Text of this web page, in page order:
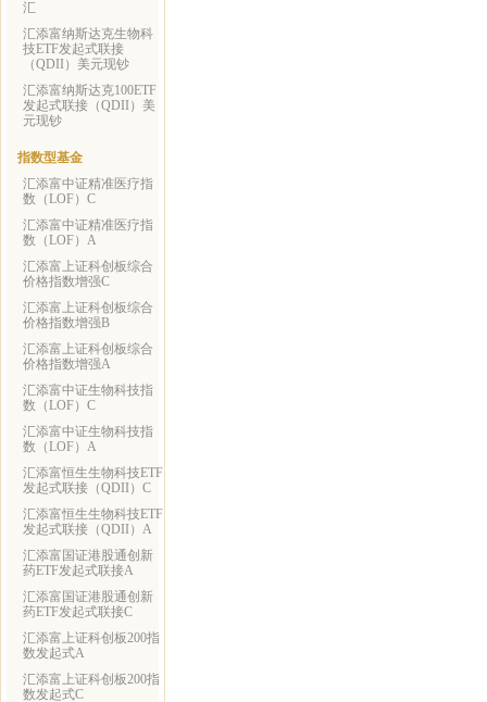
汇
汇添富纳斯达克生物科
技ETF发起式联接
（QDII）美元现钞
汇添富纳斯达克100ETF
发起式联接（QDII）美
元现钞
指数型基金
汇添富中证精准医疗指
数（LOF）C
汇添富中证精准医疗指
数（LOF）A
汇添富上证科创板综合
价格指数增强C
汇添富上证科创板综合
价格指数增强B
汇添富上证科创板综合
价格指数增强A
汇添富中证生物科技指
数（LOF）C
汇添富中证生物科技指
数（LOF）A
汇添富恒生生物科技ETF
发起式联接（QDII）C
汇添富恒生生物科技ETF
发起式联接（QDII）A
汇添富国证港股通创新
药ETF发起式联接A
汇添富国证港股通创新
药ETF发起式联接C
汇添富上证科创板200指
数发起式A
汇添富上证科创板200指
数发起式C